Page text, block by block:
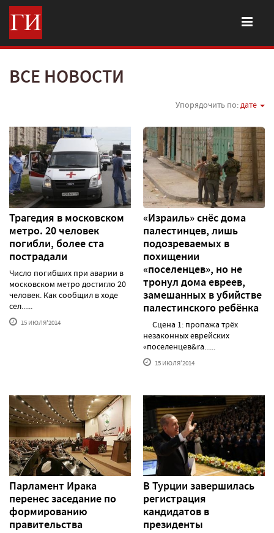
ВСЕ НОВОСТИ
Упорядочить по:дате
Трагедия в московском
метро. 20 человек
погибли, более ста
пострадали
Число погибших при аварии в
московском метро достигло 20
человек. Как сообщил в ходе
сел......
15 ИЮЛЯ'2014
«Израиль» снёс дома
палестинцев, лишь
подозреваемых в
похищении
«поселенцев», но не
тронул дома евреев,
замешанных в убийстве
палестинского ребёнка
Сцена 1: пропажа трёх
незаконных еврейских
«поселенцев&ra......
15 ИЮЛЯ'2014
Парламент Ирака
перенес заседание по
формированию
правительства
В Турции завершилась
регистрация
кандидатов в
президенты